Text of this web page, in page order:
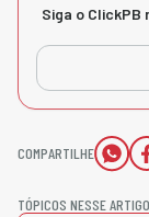
Siga o ClickPB
COMPARTILHE
TÓPICOS NESSE